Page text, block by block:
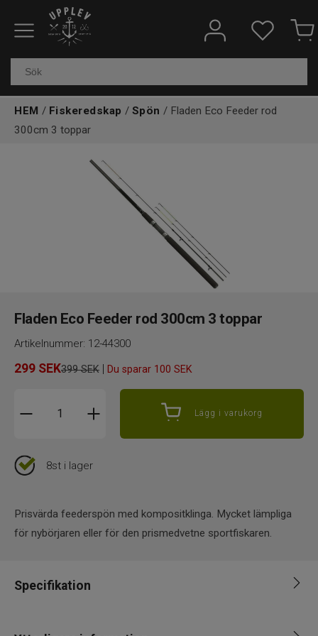
Fiskeredskap
Kläder & skor
HEM / Fiskeredskap / Spön / Fladen Eco Feeder rod
300cm 3 toppar
Fladen Eco Feeder rod 300cm 3 toppar
Artikelnummer: 12-44300
299 SEK399 SEK | Du sparar 100 SEK
Lägg i varukorg
8st i lager
Prisvärda feederspön med kompositklinga. Mycket lämpliga
för nybörjaren eller för den prismedvetne sportfiskaren.
Specifikation